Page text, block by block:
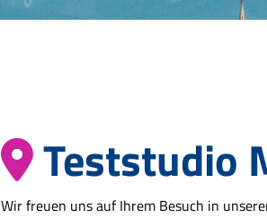
Teststudio
Wir freuen uns auf Ihrem Besuch in